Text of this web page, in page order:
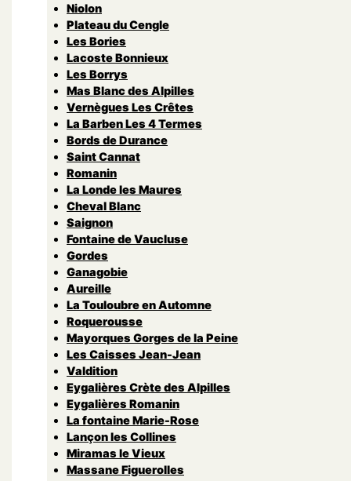
Niolon
Plateau du Cengle
Les Bories
Lacoste Bonnieux
Les Borrys
Mas Blanc des Alpilles
Vernègues Les Crêtes
La Barben Les 4 Termes
Bords de Durance
Saint Cannat
Romanin
La Londe les Maures
Cheval Blanc
Saignon
Fontaine de Vaucluse
Gordes
Ganagobie
Aureille
La Touloubre en Automne
Roquerousse
Mayorques Gorges de la Peine
Les Caisses Jean-Jean
Valdition
Eygalières Crète des Alpilles
Eygalières Romanin
La fontaine Marie-Rose
Lançon les Collines
Miramas le Vieux
Massane Figuerolles